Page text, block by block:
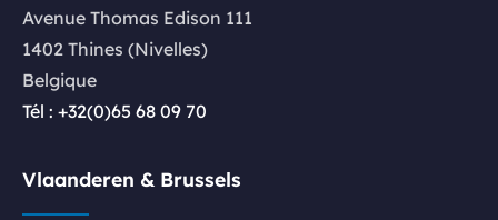
Avenue Thomas Edison 111
1402 Thines (Nivelles)
Belgique
Tél : +32(0)65 68 09 70
Vlaanderen & Brussels